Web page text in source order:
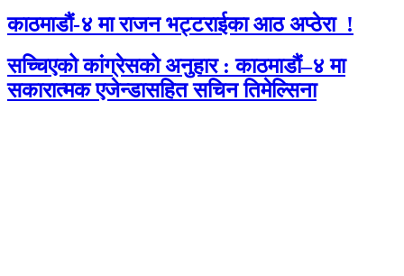
काठमाडौं-४ मा राजन भट्टराईका आठ अप्ठेरा !
सच्चिएको कांग्रेसको अनुहार : काठमाडौं–४ मा
सकारात्मक एजेन्डासहित सचिन तिमेल्सिना